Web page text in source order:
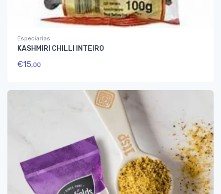
Especiarias
KASHMIRI CHILLI INTEIRO
€15,00